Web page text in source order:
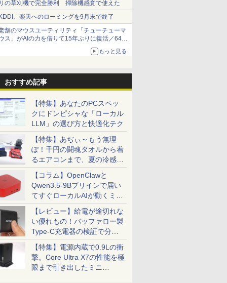
の草刈機で完全勝利 掃除機感覚で使えた
、楽天へのローミングを9月末で終了
舗のマウスユーティリティ「チューチューマ
ス」がAIの力を借りて15年ぶりに復活／64bit
、Windows 10/11、「Chrome」も走り回
。復活記念で2026年末まで500円
もっと見る
おすすめ記事
【特集】あなたのPCスペッ
クにドンピシャな「ローカル
LLM」の選び方と快適化テク
【特集】あぢぃ～もう無理
ぽ！千円の闘魂タオルから着
るエアコンまで、夏の冷感グ
ッズ一挙紹介
【コラム】OpenClawと
Qwen3.5-9Bプリインで届い
てすぐローカルAIが動くミニ
PC「SER9 Pro」
【レビュー】給電が途切れな
い優れもの！バッファロー製
Type-C充電器の検証で分か
ったこと
【特集】電源内蔵で0.9Lの衝
撃。Core Ultra X7の性能を極
限まで引き出したミニ